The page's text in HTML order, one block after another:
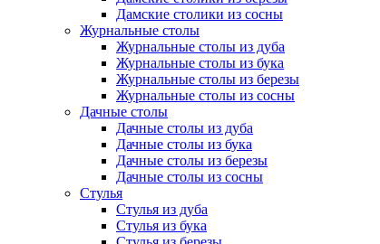
Дамские столики из сосны
Журнальные столы
Журнальные столы из дуба
Журнальные столы из бука
Журнальные столы из березы
Журнальные столы из сосны
Дачные столы
Дачные столы из дуба
Дачные столы из бука
Дачные столы из березы
Дачные столы из сосны
Стулья
Стулья из дуба
Стулья из бука